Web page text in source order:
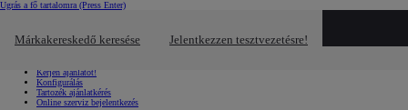
Ugrás a fő tartalomra (Press Enter)
Márkakereskedő keresése Jelentkezzen tesztvezetésre!
Gyors linkek Kattintson ide a bezáráshoz
Kérjen ajánlatot!
Konfigurálás
Tartozék ajánlatkérés
Online szerviz bejelentkezés